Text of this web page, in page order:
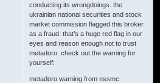
conducting its wrongdoings. the
ukrainian national securities and stock
market commission flagged this broker
as a fraud. that’s a huge red flag in our
eyes and reason enough not to trust
metadoro. check out the warning for
yourself:
metadoro warning from nssmc